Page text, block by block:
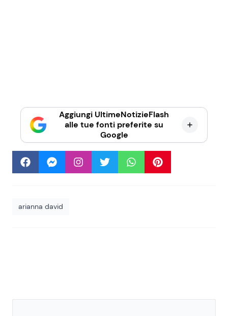
Aggiungi UltimeNotizieFlash
alle tue fonti preferite su
Google
arianna david